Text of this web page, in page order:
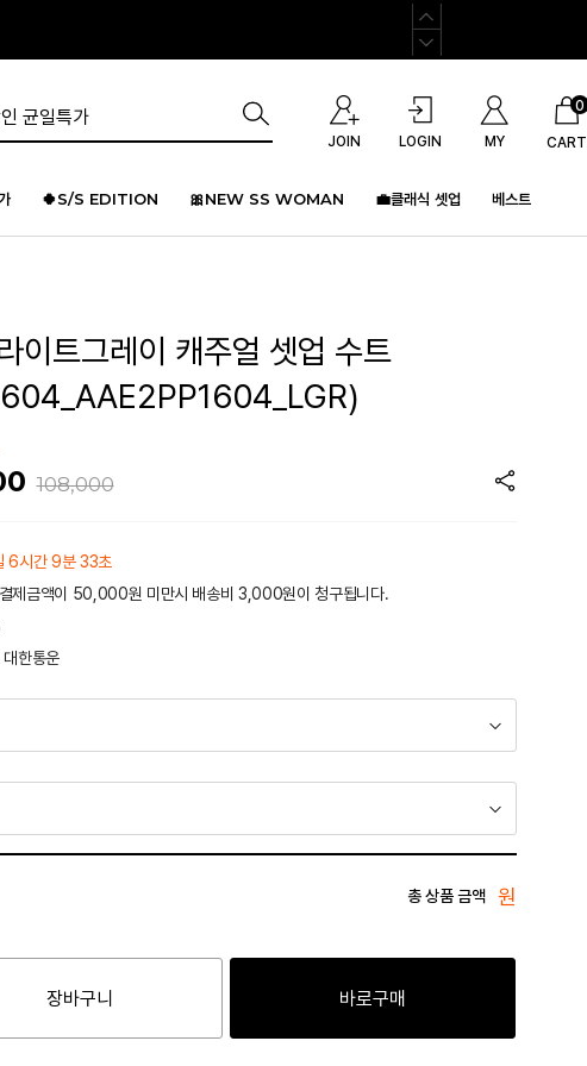
JOIN LOGIN MY CART
0
🍀S/S EDITION 🎀NEW SS WOMAN 💼클래식 셋업 베스트
이트그레이 캐주얼 셋업 수트
108,000
6시간 9분 33초
제금액이 50,000원 미만시 배송비 3,000원이 청구됩니다.
한통운
총 상품 금액 원
장바구니 바로구매